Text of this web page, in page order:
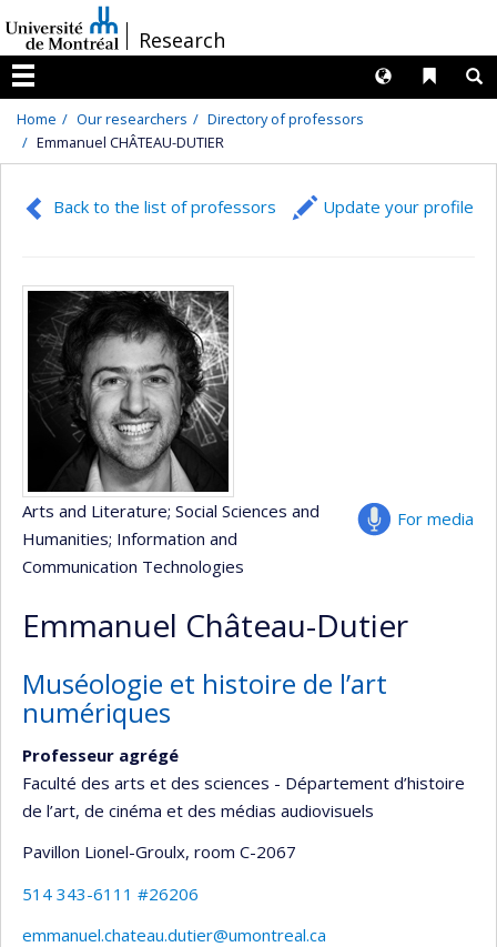
au
contenu
/Research
Menu
Liens
Langues
Home Our researchers
Directory of professors
Emmanuel CHÂTEAU-DUTIER
Back to the list of professors Update your profile
For media
Arts and Literature; Social Sciences and
Humanities; Information and
Communication Technologies
Emmanuel Château-Dutier
Muséologie et histoire de l’art
numériques
Professeur agrégé
Faculté des arts et des sciences - Département d’histoire
de l’art, de cinéma et des médias audiovisuels
Pavillon Lionel-Groulx, room C-2067
514 343-6111 #26206
emmanuel.chateau.dutier@umontreal.ca